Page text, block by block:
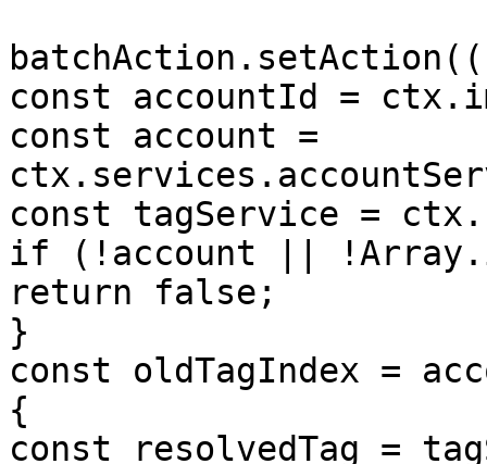
const accountId =
const account =
const tagService =
if (!account ||
return false;
}
const oldTagIndex =
{
const resolvedTag =